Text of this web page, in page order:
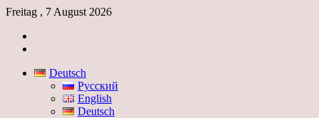
Freitag , 7 August 2026
Deutsch
Русский
English
Deutsch